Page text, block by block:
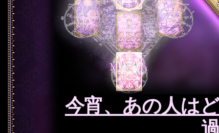
今宵、あの人は